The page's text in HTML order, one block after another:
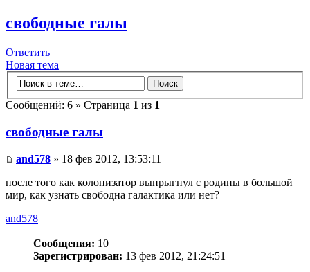
свободные галы
Ответить
Новая тема
Сообщений: 6 » Страница 1 из 1
свободные галы
and578 » 18 фев 2012, 13:53:11
после того как колонизатор выпрыгнул с родины в большой
мир, как узнать свободна галактика или нет?
and578
Сообщения: 10
Зарегистрирован: 13 фев 2012, 21:24:51